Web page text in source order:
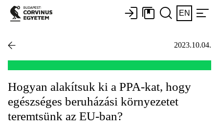
EN
2023.10.04.
Hogyan alakítsuk ki a PPA-kat, hogy
egészséges beruházási környezetet
teremtsünk az EU-ban?